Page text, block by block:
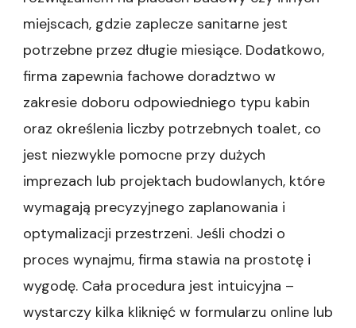
miejscach, gdzie zaplecze sanitarne jest
potrzebne przez długie miesiące. Dodatkowo,
firma zapewnia fachowe doradztwo w
zakresie doboru odpowiedniego typu kabin
oraz określenia liczby potrzebnych toalet, co
jest niezwykle pomocne przy dużych
imprezach lub projektach budowlanych, które
wymagają precyzyjnego zaplanowania i
optymalizacji przestrzeni. Jeśli chodzi o
proces wynajmu, firma stawia na prostotę i
wygodę. Cała procedura jest intuicyjna –
wystarczy kilka kliknięć w formularzu online lub